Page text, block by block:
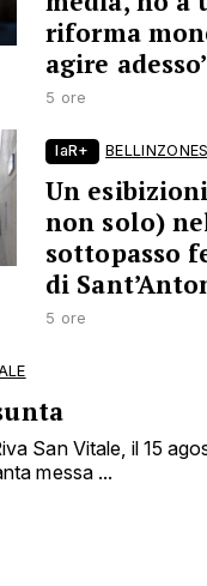
riforma
agire adesso’
5 ore
laR+
Un
non solo)
sottopasso
di
5 ore
San Vitale, il 15
messa ...